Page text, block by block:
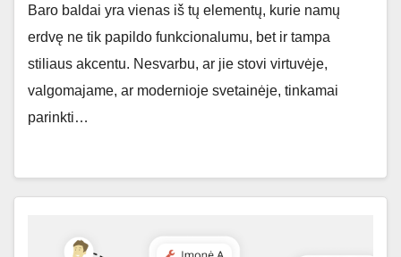
Baro baldai yra vienas iš tų elementų, kurie namų
erdvę ne tik papildo funkcionalumu, bet ir tampa
stiliaus akcentu. Nesvarbu, ar jie stovi virtuvėje,
valgomajame, ar modernioje svetainėje, tinkamai
parinkti…